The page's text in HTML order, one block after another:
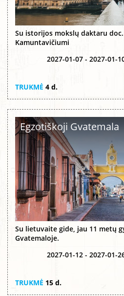
Su istorijos mokslų daktaru doc.
Kamuntavičiumi
2027-01-07 - 2027-01-
TRUKMĖ 4 d.
Egzotiškoji Gvatemala
Su lietuvaite gide, jau 11 metų
Gvatemaloje.
2027-01-12 - 2027-01-
TRUKMĖ 15 d.